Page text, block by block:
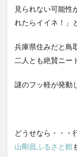
取砂
丘を
彷徨
4
夜の
丘
い
5
見られない可能性
れたらイイネ！」
兵庫県住みだと鳥
二人とも絶賛ニー
謎のフッ軽が発動
どうせなら・・・
山剛昌ふるさと館